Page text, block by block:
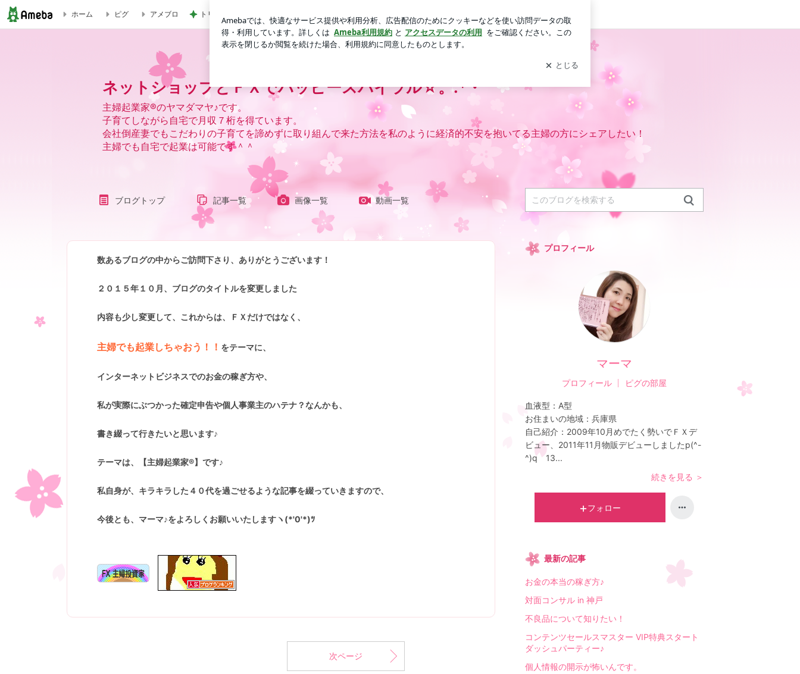
ネットショップとＦＸでハッピースパイラル☆。.*・’
ホーム ピグ アメブロ トリミング後のモデル体型な後ろ姿 ログイン
ネットショップとＦＸでハッピースパイラル☆。.*・’
主婦起業家®のヤマダマヤ♪です。
子育てしながら自宅で月収７桁を得ています。
会社倒産妻でもこだわりの子育てを諦めずに取り組んで来た方法を私のように経済的不安を抱いてる主婦の方にシェアしたい！
主婦でも自宅で起業は可能です＾＾
ブログトップ 記事一覧 画像一覧 動画一覧
数あるブログの中からご訪問下さり、ありがとうございます！
２０１５年１０月、ブログのタイトルを変更しました
内容も少し変更して、これからは、ＦＸだけではなく、
主婦でも起業しちゃおう！！ をテーマに、
インターネットビジネスでのお金の稼ぎ方や、
私が実際にぶつかった確定申告や個人事業主のハテナ？なんかも、
書き綴って行きたいと思います♪
テーマは、【主婦起業家®】です♪
私自身が、キラキラした４０代を過ごせるような記事を綴っていきますので、
今後とも、マーマ♪をよろしくお願いいたしますヽ(*'0'*)ﾂ
次ページ
プロフィール
マーマ
プロフィール ピグの部屋
血液型： A型
お住まいの地域： 兵庫県
自己紹介： 2009年10月めでたく勢いでＦＸデ
ビュー、2011年11月物販デビューしましたp(^-
^)q 13...
続きを見る ＞
フォロー
最新の記事
お金の本当の稼ぎ方♪
対面コンサル in 神戸
不良品について知りたい！
コンテンツセールスマスター VIP特典スタート
ダッシュパーティー♪
個人情報の開示が怖いんです。